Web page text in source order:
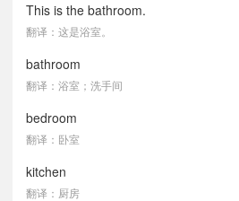
This is the bathroom.
翻译：这是浴室。
bathroom
翻译：浴室；洗手间
bedroom
翻译：卧室
kitchen
翻译：厨房